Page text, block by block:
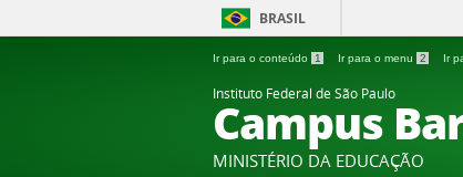
BRASIL
Ir para o conteúdo 1 Ir para o menu 2 Ir
Instituto Federal de São Paulo
Campus
MINISTÉRIO DA EDUCAÇÃO